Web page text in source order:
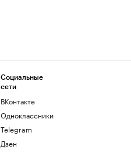
Социальные
сети
ВКонтакте
Одноклассники
Telegram
Дзен